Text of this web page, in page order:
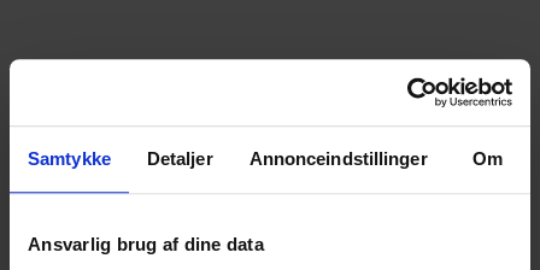
Samtykke Detaljer Annonceindstillinger Om
Ansvarlig brug af dine data
Design
Der Verhaltenskodex von Ropox